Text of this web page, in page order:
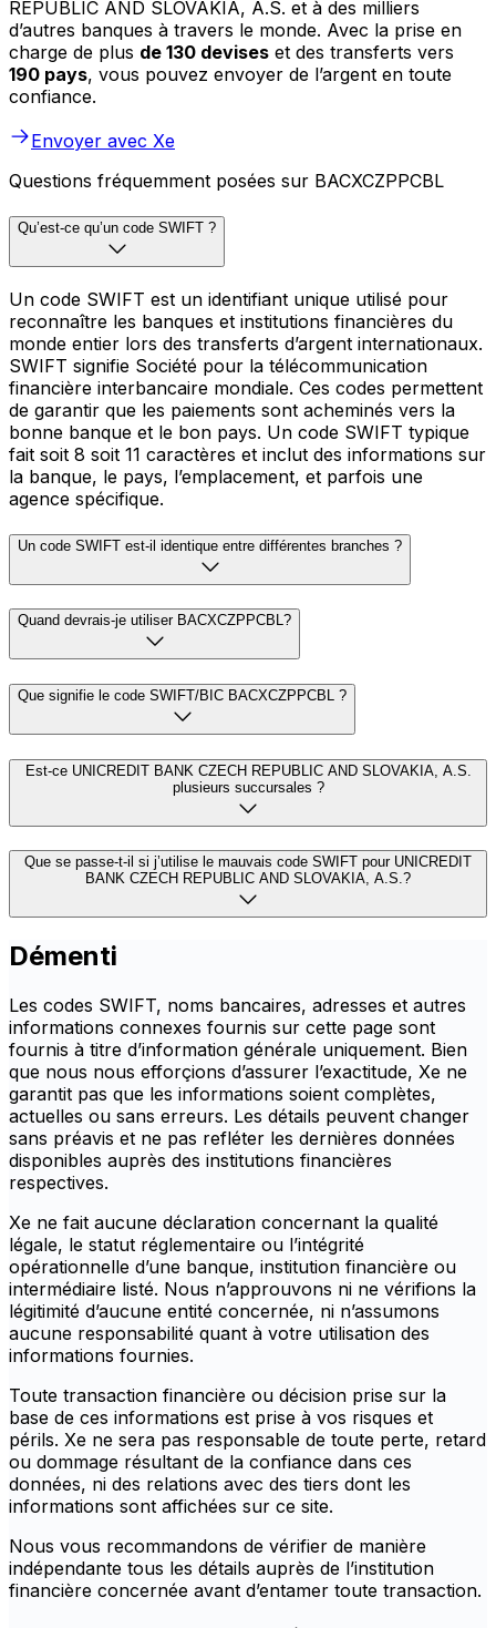
REPUBLIC AND SLOVAKIA, A.S. et à des milliers
d’autres banques à travers le monde. Avec la prise en
charge de plus de 130 devises et des transferts vers
190 pays, vous pouvez envoyer de l’argent en toute
confiance.
Envoyer avec Xe
Questions fréquemment posées sur BACXCZPPCBL
Qu’est-ce qu’un code SWIFT ?
Un code SWIFT est un identifiant unique utilisé pour
reconnaître les banques et institutions financières du
monde entier lors des transferts d’argent internationaux.
SWIFT signifie Société pour la télécommunication
financière interbancaire mondiale. Ces codes permettent
de garantir que les paiements sont acheminés vers la
bonne banque et le bon pays. Un code SWIFT typique
fait soit 8 soit 11 caractères et inclut des informations sur
la banque, le pays, l’emplacement, et parfois une
agence spécifique.
Un code SWIFT est-il identique entre différentes branches ?
Quand devrais-je utiliser BACXCZPPCBL?
Que signifie le code SWIFT/BIC BACXCZPPCBL ?
Est-ce UNICREDIT BANK CZECH REPUBLIC AND SLOVAKIA, A.S.
plusieurs succursales ?
Que se passe-t-il si j’utilise le mauvais code SWIFT pour UNICREDIT
BANK CZECH REPUBLIC AND SLOVAKIA, A.S.?
Démenti
Les codes SWIFT, noms bancaires, adresses et autres
informations connexes fournis sur cette page sont
fournis à titre d’information générale uniquement. Bien
que nous nous efforçions d’assurer l’exactitude, Xe ne
garantit pas que les informations soient complètes,
actuelles ou sans erreurs. Les détails peuvent changer
sans préavis et ne pas refléter les dernières données
disponibles auprès des institutions financières
respectives.
Xe ne fait aucune déclaration concernant la qualité
légale, le statut réglementaire ou l’intégrité
opérationnelle d’une banque, institution financière ou
intermédiaire listé. Nous n’approuvons ni ne vérifions la
légitimité d’aucune entité concernée, ni n’assumons
aucune responsabilité quant à votre utilisation des
informations fournies.
Toute transaction financière ou décision prise sur la
base de ces informations est prise à vos risques et
périls. Xe ne sera pas responsable de toute perte, retard
ou dommage résultant de la confiance dans ces
données, ni des relations avec des tiers dont les
informations sont affichées sur ce site.
Nous vous recommandons de vérifier de manière
indépendante tous les détails auprès de l’institution
financière concernée avant d’entamer toute transaction.